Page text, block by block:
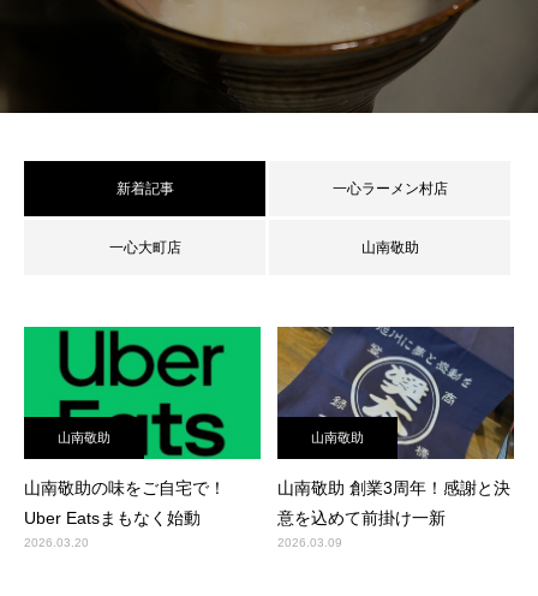
新着記事 一心ラーメン村店
一心大町店 山南敬助
山南敬助
山南敬助の味をご自宅で！
Uber Eatsまもなく始動
2026.03.20
山南敬助
山南敬助 創業3周年！感謝と決
意を込めて前掛け一新
2026.03.09